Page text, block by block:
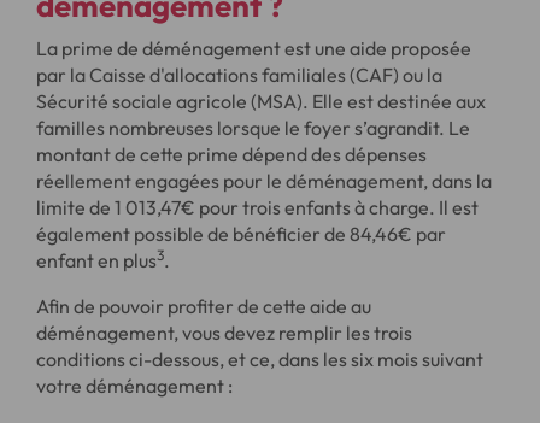
La prime de déménagement est une aide proposée
par la Caisse d'allocations familiales (CAF) ou la
Sécurité sociale agricole (MSA). Elle est destinée aux
familles nombreuses lorsque le foyer s’agrandit. Le
montant de cette prime dépend des dépenses
réellement engagées pour le déménagement, dans la
limite de 1 013,47€ pour trois enfants à charge. Il est
également possible de bénéficier de 84,46€ par
enfant en plus3.
Afin de pouvoir profiter de cette aide au
déménagement, vous devez remplir les trois
conditions ci-dessous, et ce, dans les six mois suivant
votre déménagement :